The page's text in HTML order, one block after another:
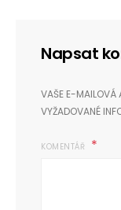
Napsat
VAŠE E-MAILOVÁ
VYŽADOVANÉ
KOMENTÁŘ